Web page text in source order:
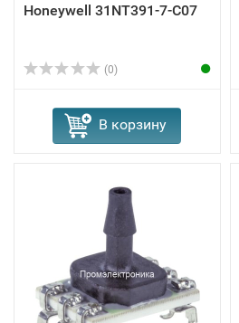
Honeywell 31NT391-7-C07
(0)
В корзину